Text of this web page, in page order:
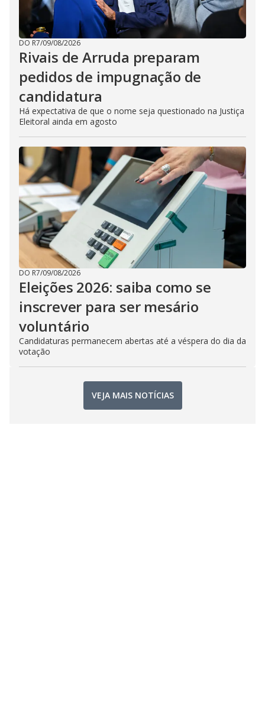
DO R7/09/08/2026
Rivais de Arruda preparam
pedidos de impugnação de
candidatura
Há expectativa de que o nome seja questionado na Justiça
Eleitoral ainda em agosto
DO R7/09/08/2026
Eleições 2026: saiba como se
inscrever para ser mesário
voluntário
Candidaturas permanecem abertas até a véspera do dia da
votação
VEJA MAIS NOTÍCIAS